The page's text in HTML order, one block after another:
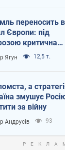
переносить
Європи: під
критична
Ягун 12,5 т.
а
змушує
за війну
Андрусів 93